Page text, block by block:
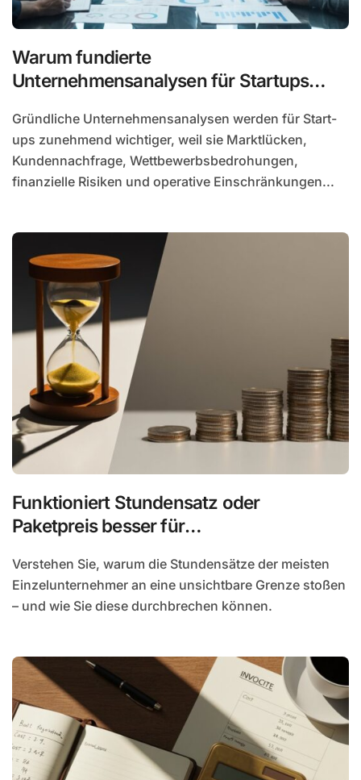
Warum fundierte
Unternehmensanalysen für Startups
Gründliche Unternehmensanalysen werden für Start-
ups zunehmend wichtiger, weil sie Marktlücken,
Kundennachfrage, Wettbewerbsbedrohungen,
finanzielle Risiken und operative Einschränkungen...
Funktioniert Stundensatz oder
Paketpreis besser für
Verstehen Sie, warum die Stundensätze der meisten
Einzelunternehmer an eine unsichtbare Grenze stoßen
– und wie Sie diese durchbrechen können.